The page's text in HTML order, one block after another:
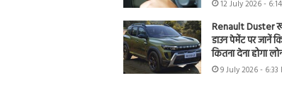
12 July 2026 -
Renault Duster
डाउन पेमेंट पर जानें
कितना देना होगा
9 July 2026 - 6:33